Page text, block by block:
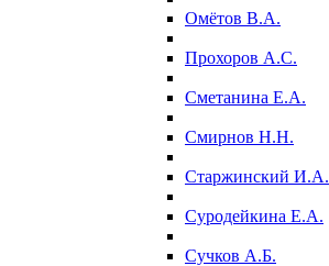
Омётов В.А.
Прохоров А.С.
Сметанина Е.А.
Смирнов Н.Н.
Старжинский И.А.
Суродейкина Е.А.
Сучков А.Б.